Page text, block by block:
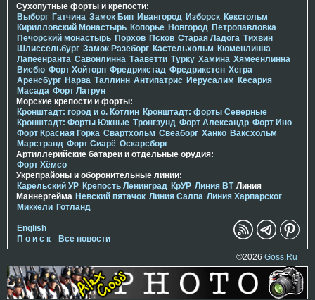
Сухопутные форты и крепости:
Выборг Гатчина Замок Бип Ивангород Изборск Кексгольм
Кирилловский Монастырь Копорье Новгород Петропавловка
Печорcкий монастырь Порхов Псков Старая Ладога Тихвин
Шлиссельбург Замок Разеборг Кастельхольм Кюменлинна
Лапеенранта Савонлинна Тааветти Турку Хамина Хямеенлинна
Висбю Форт Хойторп Фредрикстад Фредрикстен Хегра
Аренсбург Нарва Таллинн Антипатрис Иерусалим Кесария
Масада Форт Латрун
Морские крепости и форты:
Кронштадт: город и о. Котлин Кронштадт: форты Северные
Кронштадт: Форты Южные Тронгзунд Форт Александр Форт Ино
Форт Красная Горка Свартхольм Свеаборг Ханко Ваксхольм
Марстранд Форт Сиарё Оскарсборг
Артиллерийские батареи и отдельные орудия:
Форт Хёмсо
Укрепрайоны и оборонительные линии:
Карельский УР Крепость Ленинград КрУР Линия ВТ Линия
Маннергейма Невский пятачок Линия Салпа Линия Харпарског
Миккели Готланд
English
П о и с к
Все новости
©2026 Goss.Ru